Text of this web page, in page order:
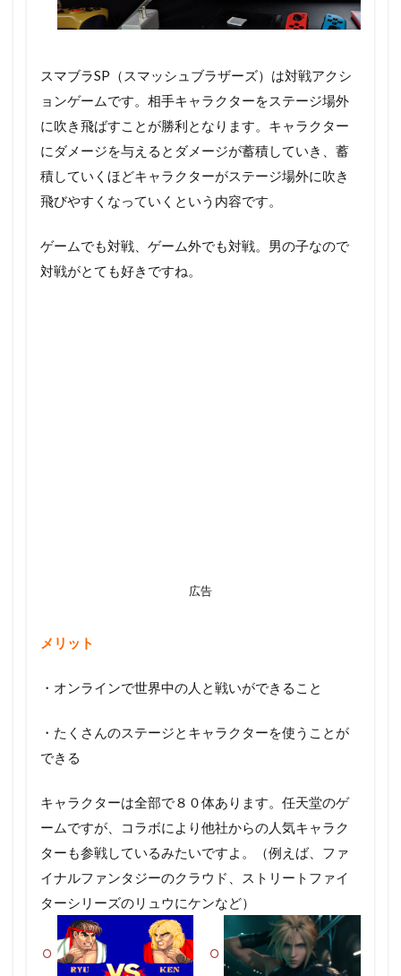
スマブラSP（スマッシュブラザーズ）は対戦アクシ
ョンゲームです。相手キャラクターをステージ場外
に吹き飛ばすことが勝利となります。キャラクター
にダメージを与えるとダメージが蓄積していき、蓄
積していくほどキャラクターがステージ場外に吹き
飛びやすくなっていくという内容です。
ゲームでも対戦、ゲーム外でも対戦。男の子なので
対戦がとても好きですね。
広告
メリット
・オンラインで世界中の人と戦いができること
・たくさんのステージとキャラクターを使うことが
できる
キャラクターは全部で８０体あります。任天堂のゲ
ームですが、コラボにより他社からの人気キャラク
ターも参戦しているみたいですよ。（例えば、ファ
イナルファンタジーのクラウド、ストリートファイ
ターシリーズのリュウにケンなど）